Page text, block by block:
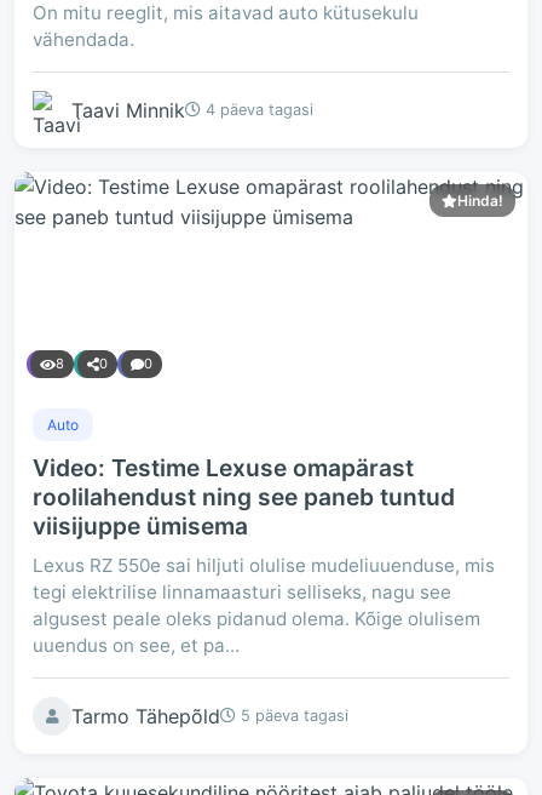
On mitu reeglit, mis aitavad auto kütusekulu
vähendada.
Taavi Minnik 4 päeva tagasi
Hinda!
8 0 0
Auto
Video: Testime Lexuse omapärast
roolilahendust ning see paneb tuntud
viisijuppe ümisema
Lexus RZ 550e sai hiljuti olulise mudeliuuenduse, mis
tegi elektrilise linnamaasturi selliseks, nagu see
algusest peale oleks pidanud olema. Kõige olulisem
uuendus on see, et pa...
Tarmo Tähepõld 5 päeva tagasi